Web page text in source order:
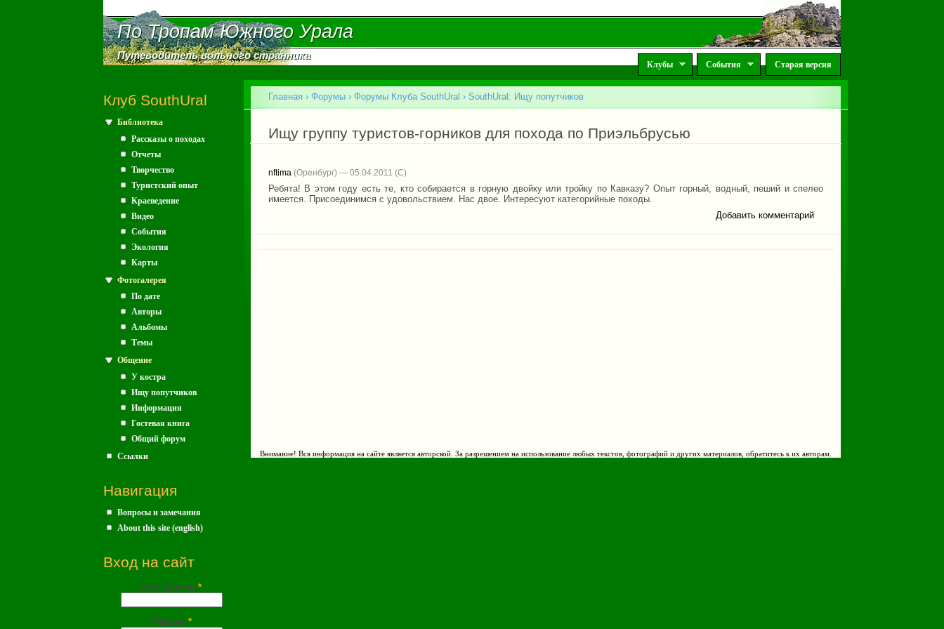
По Тропам Южного Урала
По Тропам Южного Урала
Путеводитель вольного странника
Путеводитель вольного странника
Клубы События Старая версия
Клуб SouthUral
Библиотека
Рассказы о походах
Отчеты
Творчество
Туристский опыт
Краеведение
Видео
События
Экология
Карты
Фотогалерея
По дате
Авторы
Альбомы
Темы
Общение
У костра
Ищу попутчиков
Информация
Гостевая книга
Общий форум
Ссылки
Навигация
Вопросы и замечания
About this site (english)
Вход на сайт
Имя (почта) *
Пароль *
Вы здесь
Главная › Форумы › Форумы Клуба SouthUral › SouthUral: Ищу попутчиков
Ищу группу туристов-горников для похода по Приэльбрусью
nftima (Оренбург) — 05.04.2011
Ребята! В этом году есть те, кто собирается в горную двойку или тройку по Кавказу? Опыт горный, водный, пеший и спелео
имеется. Присоединимся с удовольствием. Нас двое. Интересуют категорийные походы.
Добавить комментарий
Внимание! Вся информация на сайте является авторской. За разрешением на использование любых текстов, фотографий и других материалов, обратитесь к их авторам.